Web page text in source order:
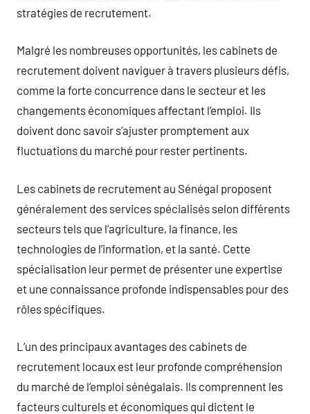
stratégies de recrutement.
Malgré les nombreuses opportunités, les cabinets de
recrutement doivent naviguer à travers plusieurs défis,
comme la forte concurrence dans le secteur et les
changements économiques affectant l’emploi. Ils
doivent donc savoir s’ajuster promptement aux
fluctuations du marché pour rester pertinents.
Les cabinets de recrutement au Sénégal proposent
généralement des services spécialisés selon différents
secteurs tels que l’agriculture, la finance, les
technologies de l’information, et la santé. Cette
spécialisation leur permet de présenter une expertise
et une connaissance profonde indispensables pour des
rôles spécifiques.
L’un des principaux avantages des cabinets de
recrutement locaux est leur profonde compréhension
du marché de l’emploi sénégalais. Ils comprennent les
facteurs culturels et économiques qui dictent le